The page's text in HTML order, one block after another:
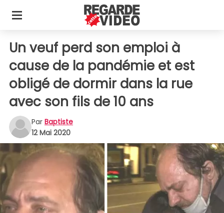
Un veuf perd son emploi à
cause de la pandémie et est
obligé de dormir dans la rue
avec son fils de 10 ans
Par Baptiste
12 Mai 2020